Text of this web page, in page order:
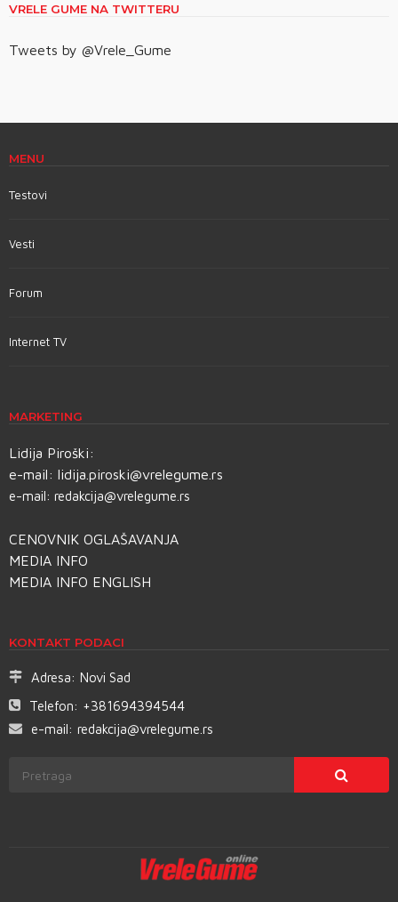
VRELE GUME NA TWITTERU
Tweets by @Vrele_Gume
MENU
Testovi
Vesti
Forum
Internet TV
MARKETING
Lidija Piroški:
e-mail: lidija.piroski@vrelegume.rs
e-mail: redakcija@vrelegume.rs
CENOVNIK OGLAŠAVANJA
MEDIA INFO
MEDIA INFO ENGLISH
KONTAKT PODACI
Adresa: Novi Sad
Telefon: +381694394544
e-mail: redakcija@vrelegume.rs